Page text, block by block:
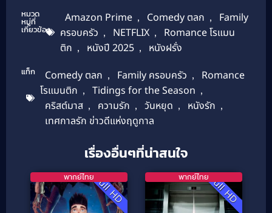
หมวด
หมู่ที่
เกี่ยวข้อง
Amazon Prime , Comedy ตลก ,
Family
ครอบครัว , NETFLIX ,
Romance โรแมน
ติก , หนังปี 2025 , หนังฝรั่ง
แท็ก Comedy ตลก , Family ครอบครัว ,
Romance
โรแมนติก , Tidings for the Season ,
คริสต์มาส , ความรัก , วันหยุด , หนังรัก ,
เทศกาลรัก ข่าวดีแห่งฤดูกาล
เรื่องอื่นๆที่น่าสนใจ
Full HD
พากย์ไทย Full HD
พากย์ไทย